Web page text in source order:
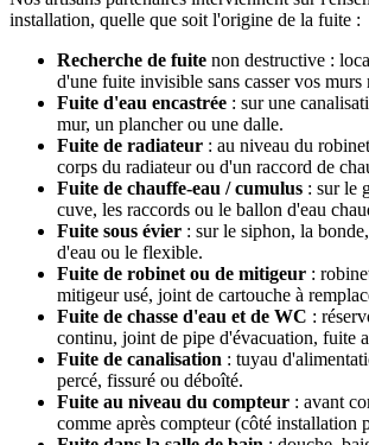
installation, quelle que soit l'origine de la fuite :
Recherche de fuite non destructive :
d'une fuite invisible sans casser vos murs
Fuite d'eau encastrée : sur une
mur, un plancher ou une dalle.
Fuite de radiateur : au niveau du
corps du radiateur ou d'un raccord de
Fuite de chauffe-eau / cumulus : sur le
cuve, les raccords ou le ballon d'eau
Fuite sous évier : sur le siphon, la
d'eau ou le flexible.
Fuite de robinet ou de mitigeur :
mitigeur usé, joint de cartouche à
Fuite de chasse d'eau et de WC :
continu, joint de pipe d'évacuation, fuite
Fuite de canalisation : tuyau
percé, fissuré ou déboîté.
Fuite au niveau du compteur : avant
comme après compteur (côté installation